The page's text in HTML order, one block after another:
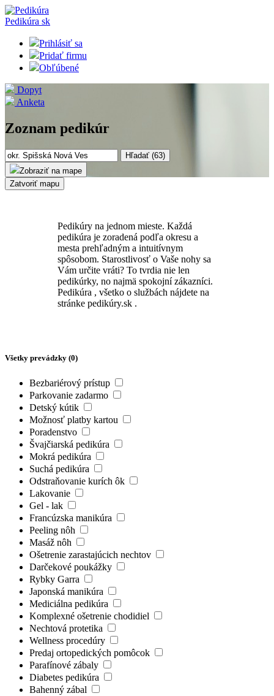
Pedikúra sk
Prihlásiť sa
Pridať firmu
Obľúbené
Dopyt
Anketa
Zoznam pedikúr
Hľadať (63)
Zobraziť na mape
Zatvoriť mapu
Pedikúry na jednom mieste. Každá
pedikúra je zoradená podľa okresu a
mesta prehľadným a intuitívnym
spôsobom. Starostlivosť o Vaše nohy sa
Vám určite vráti? To tvrdia nie len
pedikúrky, no najmä spokojní zákazníci.
Pedikúra , všetko o službách nájdete na
stránke pedikúry.sk .
Všetky prevádzky (0)
Bezbariérový prístup
Parkovanie zadarmo
Detský kútik
Možnosť platby kartou
Poradenstvo
Švajčiarská pedikúra
Mokrá pedikúra
Suchá pedikúra
Odstraňovanie kurích ôk
Lakovanie
Gel - lak
Francúzska manikúra
Peeling nôh
Masáž nôh
Ošetrenie zarastajúcich nechtov
Darčekové poukážky
Rybky Garra
Japonská manikúra
Mediciálna pedikúra
Komplexné ošetrenie chodidiel
Nechtová protetika
Wellness procedúry
Predaj ortopedických pomôcok
Parafínové zábaly
Diabetes pedikúra
Bahenný zábal